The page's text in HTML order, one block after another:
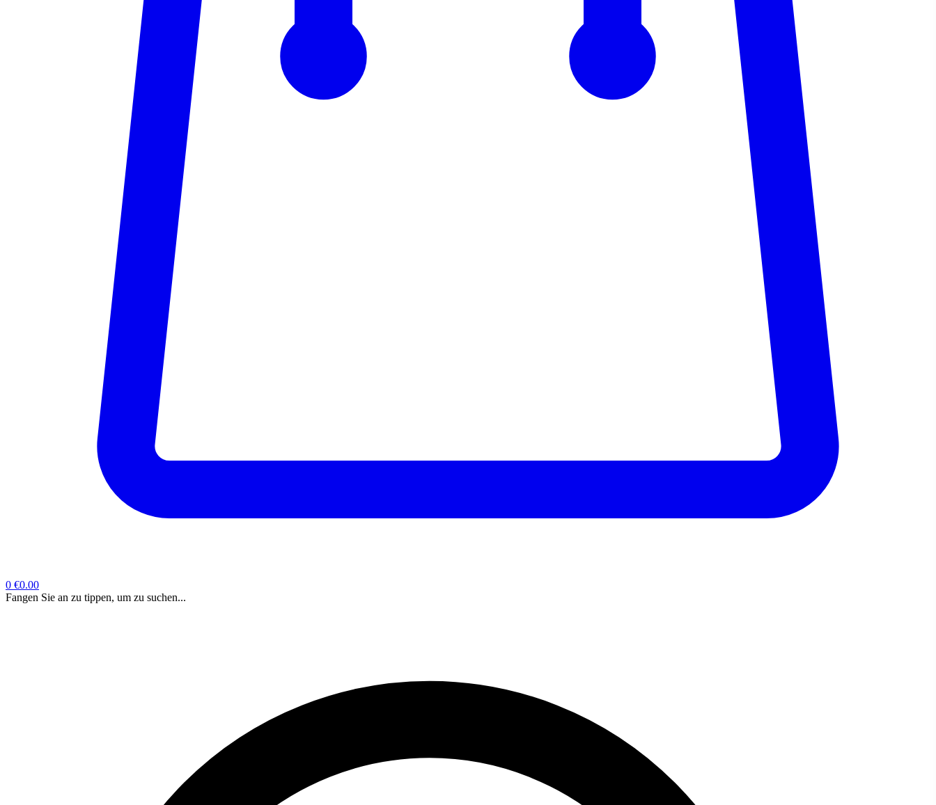
0 €0.00
Fangen Sie an zu tippen, um zu suchen...